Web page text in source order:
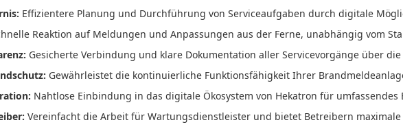
Effizientere Planung und Durchführung von Serviceaufgaben durch digitale
Reaktion auf Meldungen und Anpassungen aus der Ferne, unabhängig vom
Gesicherte Verbindung und klare Dokumentation aller Servicevorgänge über
Gewährleistet die kontinuierliche Funktionsfähigkeit Ihrer
Nahtlose Einbindung in das digitale Ökosystem von Hekatron für
Vereinfacht die Arbeit für Wartungsdienstleister und bietet Betreibern